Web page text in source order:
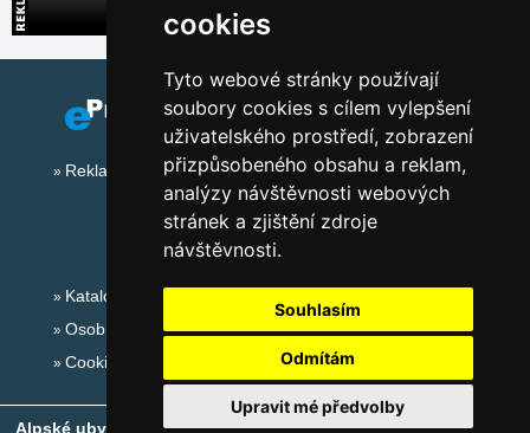
cookies
Tyto webové stránky používají
soubory cookies s cílem vylepšení
uživatelského prostředí, zobrazení
přizpůsobeného obsahu a reklam,
analýzy návštěvnosti webových
stránek a zjištění zdroje
návštěvnosti.
Souhlasím
Odmítám
Upravit mé předvolby
Široká nabídka přímých kontaktů na ubytování
Reklama na tomto serveru
Katalog ubytování
Osobní údaje
Cookies
Alpské ubytování, alpské turistické oblasti, alpské ski areály